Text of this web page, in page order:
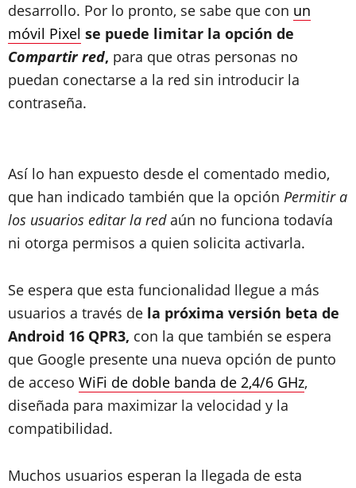
desarrollo. Por lo pronto, se sabe que con un
móvil Pixel se puede limitar la opción de
Compartir red, para que otras personas no
puedan conectarse a la red sin introducir la
contraseña.
Así lo han expuesto desde el comentado medio,
que han indicado también que la opción Permitir a
los usuarios editar la redaún no funciona todavía
ni otorga permisos a quien solicita activarla.
Se espera que esta funcionalidad llegue a más
usuarios a través de la próxima versión beta de
Android 16 QPR3, con la que también se espera
que Google presente una nueva opción de punto
de acceso WiFi de doble banda de 2,4/6 GHz,
diseñada para maximizar la velocidad y la
compatibilidad.
Muchos usuarios esperan la llegada de esta